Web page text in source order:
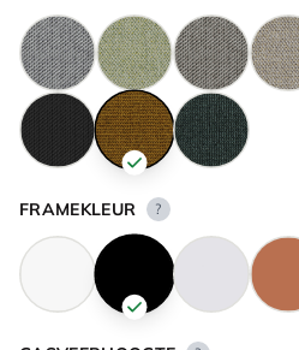
FRAMEKLEUR ?